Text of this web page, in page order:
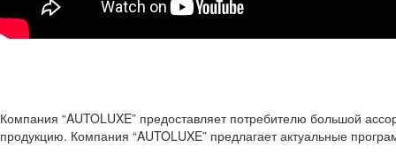
Компания “AUTOLUXE” предоставляет потребителю большой
продукцию. Компания “AUTOLUXE” предлагает актуальные